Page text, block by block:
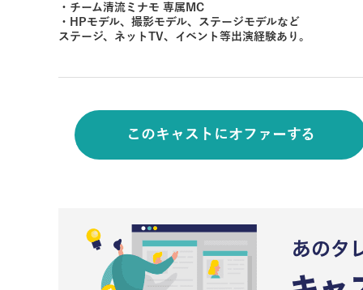
・チーム清流ミナモ 専属MC
・HPモデル、撮影モデル、ステージモデルなど
ステージ、ネットTV、イベント等出演経験あり。
このキャストにオファーする